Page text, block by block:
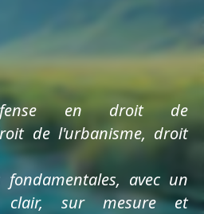
en droit de
de l'urbanisme, droit
avec un
clair, sur mesure et